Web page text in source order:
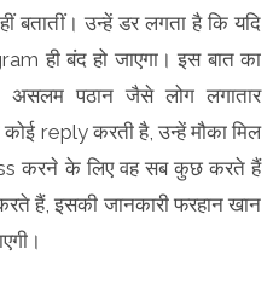
बतातीं। उन्हें डर लगता है कि यदि
ही बंद हो जाएगा। इस बात का
असलम पठान जैसे लोग लगातार
reply करती है, उन्हें मौका मिल
करने के लिए वह सब कुछ करते हैं
हैं, इसकी जानकारी फरहान खान